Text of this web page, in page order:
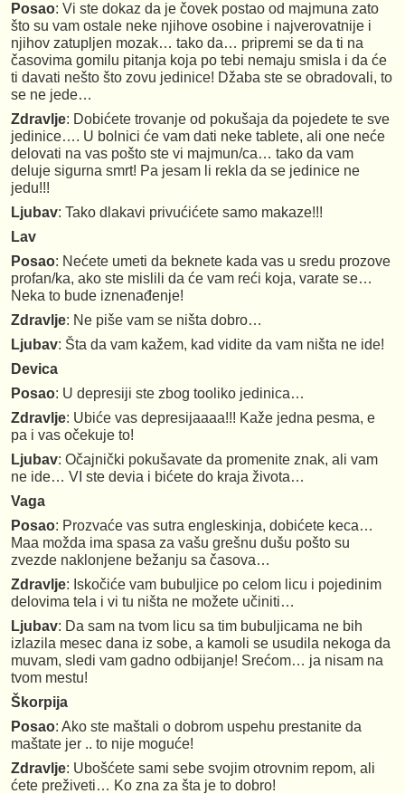
Posao: Vi ste dokaz da je čovek postao od majmuna zato
što su vam ostale neke njihove osobine i najverovatnije i
njihov zatupljen mozak… tako da… pripremi se da ti na
časovima gomilu pitanja koja po tebi nemaju smisla i da će
ti davati nešto što zovu jedinice! Džaba ste se obradovali, to
se ne jede…
Zdravlje: Dobićete trovanje od pokušaja da pojedete te sve
jedinice…. U bolnici će vam dati neke tablete, ali one neće
delovati na vas pošto ste vi majmun/ca… tako da vam
deluje sigurna smrt! Pa jesam li rekla da se jedinice ne
jedu!!!
Ljubav: Tako dlakavi privućićete samo makaze!!!
Lav
Posao: Nećete umeti da beknete kada vas u sredu prozove
profan/ka, ako ste mislili da će vam reći koja, varate se…
Neka to bude iznenađenje!
Zdravlje: Ne piše vam se ništa dobro…
Ljubav: Šta da vam kažem, kad vidite da vam ništa ne ide!
Devica
Posao: U depresiji ste zbog tooliko jedinica…
Zdravlje: Ubiće vas depresijaaaa!!! Kaže jedna pesma, e
pa i vas očekuje to!
Ljubav: Očajnički pokušavate da promenite znak, ali vam
ne ide… VI ste devia i bićete do kraja života…
Vaga
Posao: Prozvaće vas sutra engleskinja, dobićete keca…
Maa možda ima spasa za vašu grešnu dušu pošto su
zvezde naklonjene bežanju sa časova…
Zdravlje: Iskočiće vam bubuljice po celom licu i pojedinim
delovima tela i vi tu ništa ne možete učiniti…
Ljubav: Da sam na tvom licu sa tim bubuljicama ne bih
izlazila mesec dana iz sobe, a kamoli se usudila nekoga da
muvam, sledi vam gadno odbijanje! Srećom… ja nisam na
tvom mestu!
Škorpija
Posao: Ako ste maštali o dobrom uspehu prestanite da
maštate jer .. to nije moguće!
Zdravlje: Ubošćete sami sebe svojim otrovnim repom, ali
ćete preživeti… Ko zna za šta je to dobro!